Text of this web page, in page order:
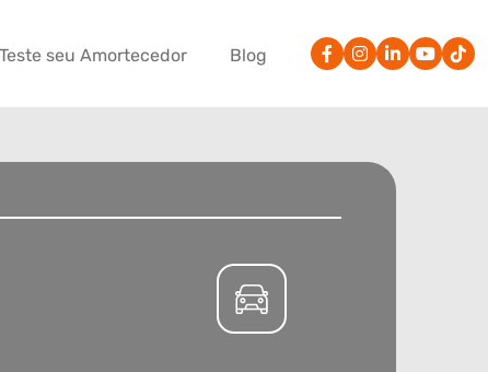
Teste seu Amortecedor Blog